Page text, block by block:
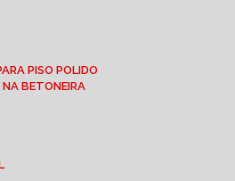
PISO POLIDO
NA BETONEIRA